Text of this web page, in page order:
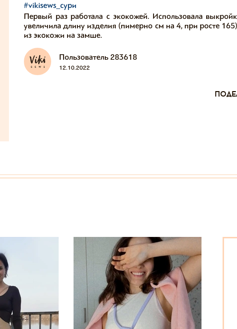
#vikisews_сури
Первый раз работала с экокожей. Использовала
увеличила длину изделия (пимерно см на 4, при росте
из экокожи на замше.
Пользователь 283618
12.10.2022